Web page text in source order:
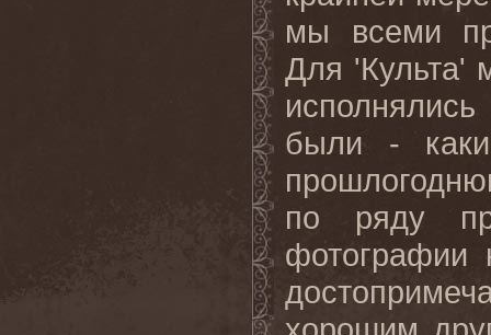
мы всеми
Для 'Культа'
были -
по ряду
фотографии